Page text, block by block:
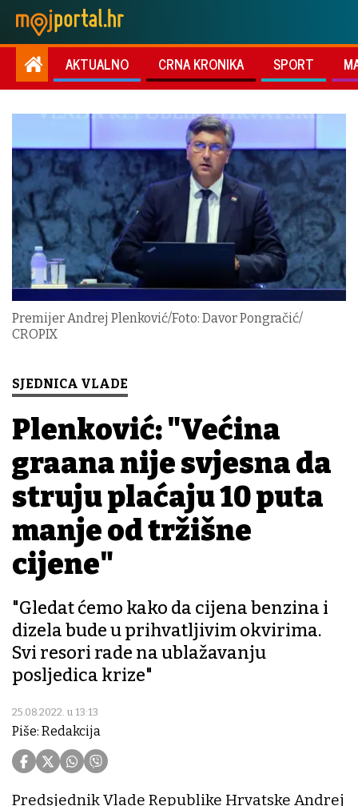
AKTUALNO CRNA KRONIKA SPORT
Premijer Andrej Plenković/Foto: Davor Pongračić/
CROPIX
SJEDNICA VLADE
Plenković: "Većina
građana nije svjesna da
struju plaćaju 10 puta
manje od tržišne
cijene"
"Gledat ćemo kako da cijena benzina i
dizela bude u prihvatljivim okvirima.
Svi resori rade na ublažavanju
posljedica krize"
25.08.2022. u 13:13
Piše: Redakcija
Predsjednik Vlade Republike Hrvatske Andrej